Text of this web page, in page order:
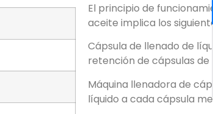
El principio de
aceite implica los
Cápsula de llenado de
retención de cápsulas de
Máquina llenadora de
líquido a cada cápsula